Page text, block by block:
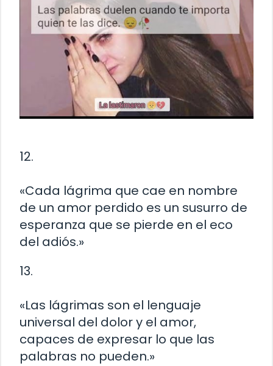
12.
«Cada lágrima que cae en nombre
de un amor perdido es un susurro de
esperanza que se pierde en el eco
del adiós.»
13.
«Las lágrimas son el lenguaje
universal del dolor y el amor,
capaces de expresar lo que las
palabras no pueden.»